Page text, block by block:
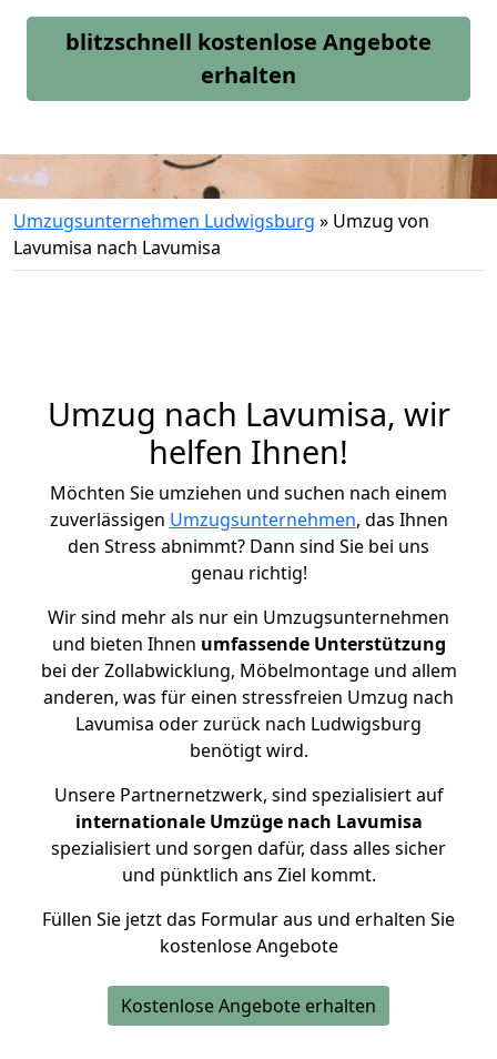
blitzschnell kostenlose Angebote
erhalten
Umzugsunternehmen Ludwigsburg » Umzug von
Lavumisa nach Lavumisa
Umzug nach Lavumisa, wir
helfen Ihnen!
Möchten Sie umziehen und suchen nach einem
zuverlässigen Umzugsunternehmen, das Ihnen
den Stress abnimmt? Dann sind Sie bei uns
genau richtig!
Wir sind mehr als nur ein Umzugsunternehmen
und bieten Ihnen umfassende Unterstützung
bei der Zollabwicklung, Möbelmontage und allem
anderen, was für einen stressfreien Umzug nach
Lavumisa oder zurück nach Ludwigsburg
benötigt wird.
Unsere Partnernetzwerk, sind spezialisiert auf
internationale Umzüge nach Lavumisa
spezialisiert und sorgen dafür, dass alles sicher
und pünktlich ans Ziel kommt.
Füllen Sie jetzt das Formular aus und erhalten Sie
kostenlose Angebote
Kostenlose Angebote erhalten